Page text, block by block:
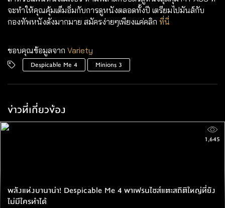
จะทำให้คุณคุ้มเต็มอิ่มกับการดูหนังตลอดทั้งปี เตรียมไปมันส์กับ
กองทัพหนังดังมากมาย สมัครง่ายๆเพียงแค่คลิก ที่นี่
ขอบคุณข้อมูลจาก Variety
Despicable Me 4 Minions 3
ข่าวที่เกี่ยวข้อง
พลังแห่งบานาน่า! Despicable Me 4 พาเฟรนไชส์แตะสถิติใหญ่ที่ยัง
ไม่มีใครทำได้
1,645